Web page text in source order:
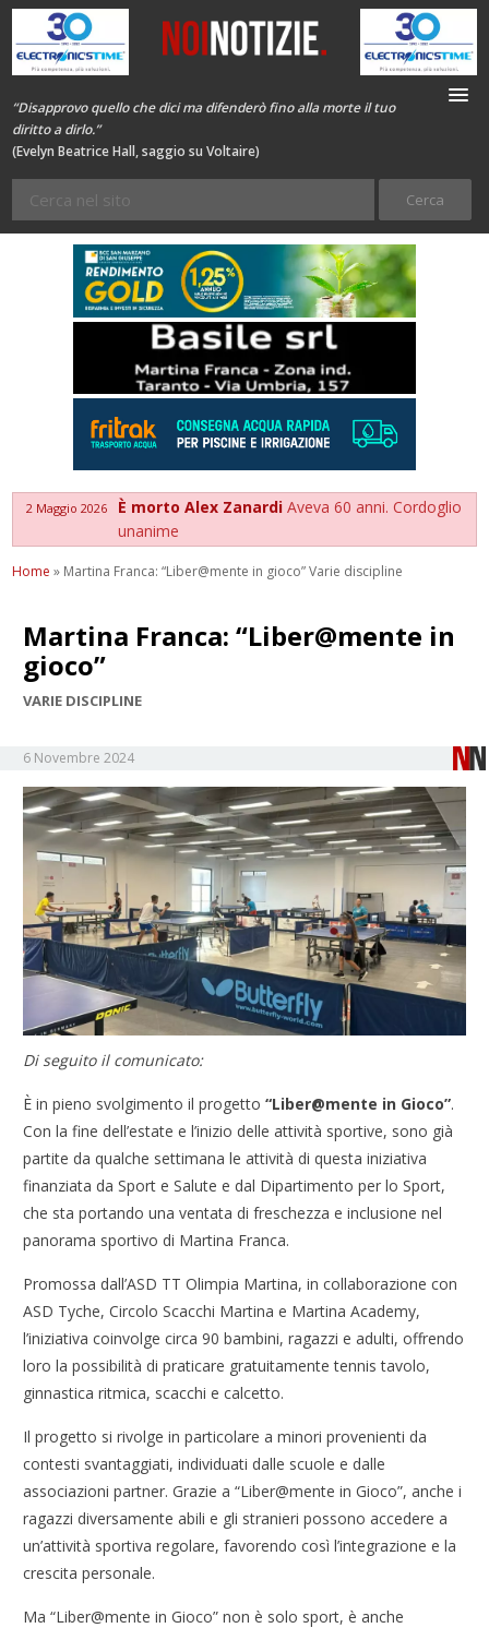
“Disapprovo quello che dici ma difenderò fino alla morte il tuo
diritto a dirlo.”
(Evelyn Beatrice Hall, saggio su Voltaire)
2 Maggio 2026 È morto Alex ZanardiAveva 60 anni. Cordoglio
unanime
Home » Martina Franca: “Liber@mente in gioco” Varie discipline
Martina Franca: “Liber@mente in
gioco”
VARIE DISCIPLINE
6 Novembre 2024
Di seguito il comunicato:
È in pieno svolgimento il progetto“Liber@mente in Gioco”.
Con la fine dell’estate e l’inizio delle attività sportive, sono già
partite da qualche settimana le attività di questa iniziativa
finanziata da Sport e Salute e dal Dipartimento per lo Sport,
che sta portando una ventata di freschezza e inclusione nel
panorama sportivo di Martina Franca.
Promossa dall’ASD TT Olimpia Martina, in collaborazione con
ASD Tyche, Circolo Scacchi Martina e Martina Academy,
l’iniziativa coinvolge circa 90 bambini, ragazzi e adulti, offrendo
loro la possibilità di praticare gratuitamente tennis tavolo,
ginnastica ritmica, scacchi e calcetto.
Il progetto si rivolge in particolare a minori provenienti da
contesti svantaggiati, individuati dalle scuole e dalle
associazioni partner. Grazie a “Liber@mente in Gioco”, anche i
ragazzi diversamente abili e gli stranieri possono accedere a
un’attività sportiva regolare, favorendo così l’integrazione e la
crescita personale.
Ma “Liber@mente in Gioco” non è solo sport, è anche